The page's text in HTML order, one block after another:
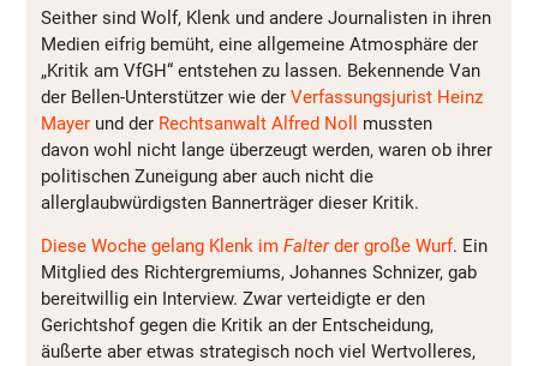
Seither sind Wolf, Klenk und andere Journalisten in ihren
Medien eifrig bemüht, eine allgemeine Atmosphäre der
„Kritik am VfGH“ entstehen zu lassen. Bekennende Van
der Bellen-Unterstützer wie der Verfassungsjurist Heinz
Mayer und der Rechtsanwalt Alfred Noll
mussten
davon wohl nicht lange überzeugt werden, waren ob ihrer
politischen Zuneigung aber auch nicht die
allerglaubwürdigsten Bannerträger dieser Kritik.
Diese Woche gelang Klenk im Falterder große Wurf. Ein
Mitglied des Richtergremiums, Johannes Schnizer, gab
bereitwillig ein Interview. Zwar verteidigte er den
Gerichtshof gegen die Kritik an der Entscheidung,
äußerte aber etwas strategisch noch viel Wertvolleres,